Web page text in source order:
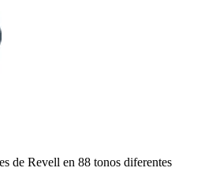
de Revell en 88 tonos diferentes